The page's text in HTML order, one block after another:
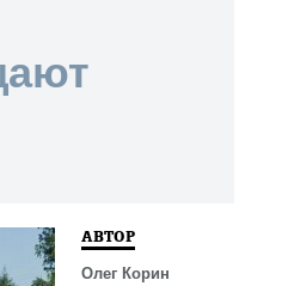
АВТОР
Олег Корин